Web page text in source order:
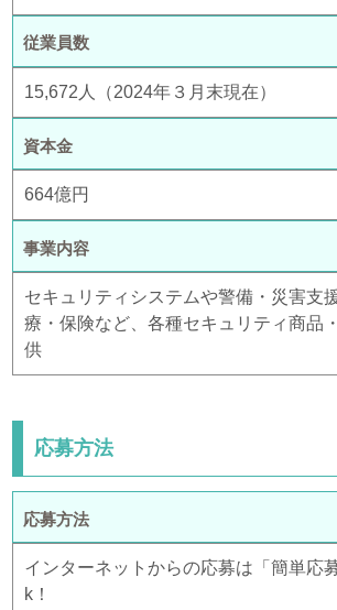
従業員数
15,672人（2024年３月末現在）
資本金
664億円
事業内容
セキュリティシステムや警備・災害支
療・保険など、各種セキュリティ商品
供
応募方法
応募方法
インターネットからの応募は「簡単応
k！